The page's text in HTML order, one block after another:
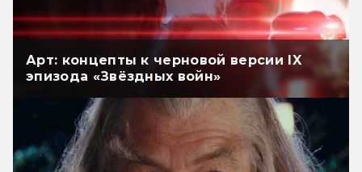
Арт: концепты к черновой версии IX
эпизода «Звёздных войн»